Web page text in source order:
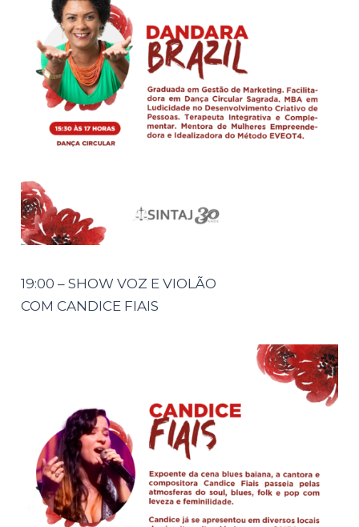
19:00 – SHOW VOZ E VIOLÃO
COM CANDICE FIAIS